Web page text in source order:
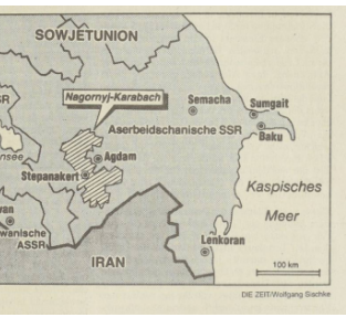
In
Lightbox
öffnen